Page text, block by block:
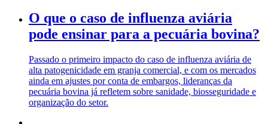
O que o caso de influenza aviária
pode ensinar para a pecuária bovina?
Passado o primeiro impacto do caso de influenza aviária de
alta patogenicidade em granja comercial, e com os mercados
ainda em ajustes por conta de embargos, lideranças da
pecuária bovina já refletem sobre sanidade, biosseguridade e
organização do setor.